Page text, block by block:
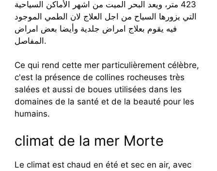
423 متر، ويعد البحر الميت من اشهر الأماكن السياحية
التي يزورها السياح من اجل العلاج لان الطمي الموجود
فيه يقوم بعلاج امراض جلدية وأيضا بعض امراض
المفاصل.
Ce qui rend cette mer particulièrement célèbre,
c'est la présence de collines rocheuses très
salées et aussi de boues utilisées dans les
domaines de la santé et de la beauté pour les
humains.
climat de la mer Morte
Le climat est chaud en été et sec en air, avec